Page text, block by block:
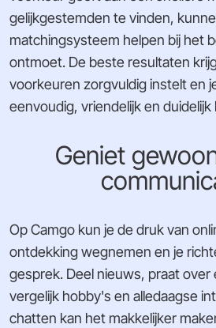
gelijkgestemden te vinden,
matchingsysteem helpen bij het
ontmoet. De beste resultaten
voorkeuren zorgvuldig instelt en
eenvoudig, vriendelijk en duidelijk
Geniet
Op Camgo kun je de druk van
ontdekking wegnemen en je
gesprek. Deel nieuws, praat
vergelijk hobby's en alledaagse
chatten kan het makkelijker